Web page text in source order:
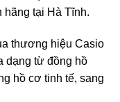
hãng tại Hà Tĩnh.
thương hiệu Casio
dạng từ đồng hồ
hồ cơ tinh tế, sang